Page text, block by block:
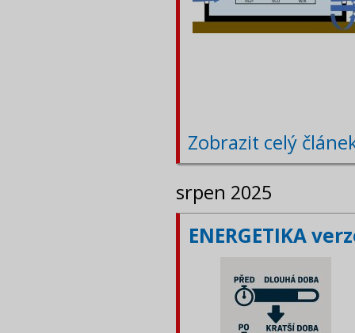
Zobrazit celý
srpen 2025
ENERGETIKA